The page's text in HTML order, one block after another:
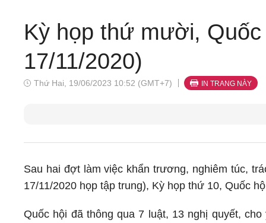
Kỳ họp thứ mười,
17/11/2020)
Thứ Hai, 19/06/2023 10:52 (GMT+7) IN TRANG NÀY
Sau hai đợt làm việc khẩn trương, nghiêm túc,
17/11/2020 họp tập trung), Kỳ họp thứ 10, Quốc
Quốc hội đã thông qua 7 luật, 13 nghị quyết,